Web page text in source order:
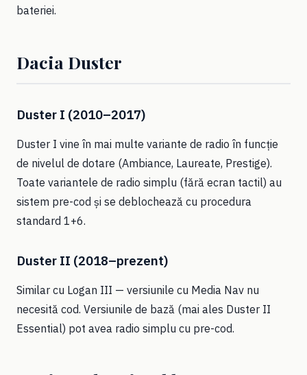
bateriei.
Dacia Duster
Duster I (2010–2017)
Duster I vine în mai multe variante de radio în funcție
de nivelul de dotare (Ambiance, Laureate, Prestige).
Toate variantele de radio simplu (fără ecran tactil) au
sistem pre-cod și se deblochează cu procedura
standard 1+6.
Duster II (2018–prezent)
Similar cu Logan III — versiunile cu Media Nav nu
necesită cod. Versiunile de bază (mai ales Duster II
Essential) pot avea radio simplu cu pre-cod.